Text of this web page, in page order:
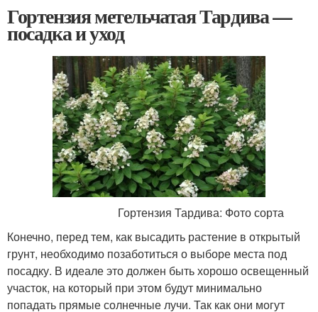
Гортензия метельчатая Тардива —
посадка и уход
Гортензия Тардива: Фото сорта
Конечно, перед тем, как высадить растение в открытый
грунт, необходимо позаботиться о выборе места под
посадку. В идеале это должен быть хорошо освещенный
участок, на который при этом будут минимально
попадать прямые солнечные лучи. Так как они могут